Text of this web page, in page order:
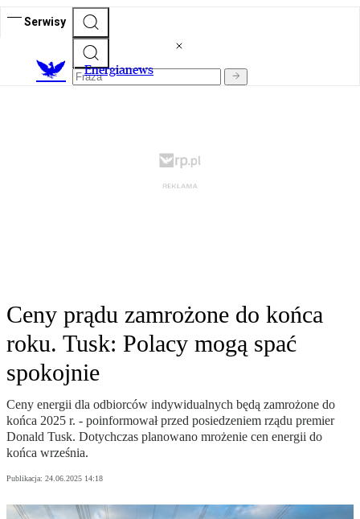
Serwisy
Energianews
Ceny prądu zamrożone do końca
roku. Tusk: Polacy mogą spać
spokojnie
Ceny energii dla odbiorców indywidualnych będą zamrożone do
końca 2025 r. - poinformował przed posiedzeniem rządu premier
Donald Tusk. Dotychczas planowano mrożenie cen energii do
końca września.
Publikacja: 24.06.2025 14:18